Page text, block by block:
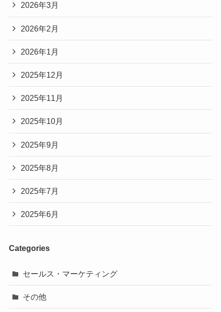
2026年3月
2026年2月
2026年1月
2025年12月
2025年11月
2025年10月
2025年9月
2025年8月
2025年7月
2025年6月
Categories
セールス・マーケティング
その他